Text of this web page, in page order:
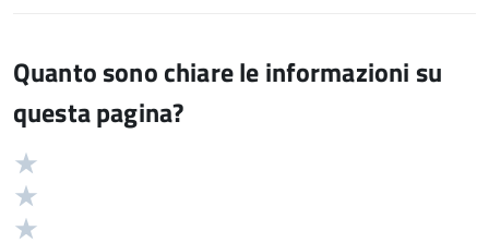
Quanto sono chiare le informazioni su
questa pagina?
Valutazione